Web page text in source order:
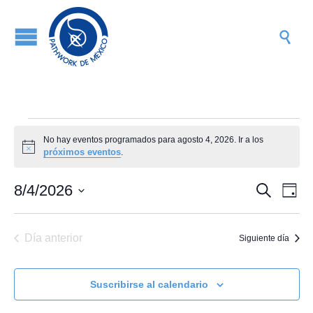

Eventos
en
agosto
4,
2026
Aviso
No hay eventos programados para agosto 4, 2026. Ir a los
próximos eventos.
de
vistas
de
Buscar
de
Día
8/4/2026
fecha.Día anterior Siguiente día
Suscribirse al calendario